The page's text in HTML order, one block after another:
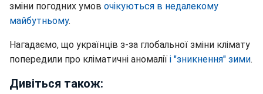
зміни погодних умов очікуються в недалекому
майбутньому.
Нагадаємо, що українців з-за глобальної зміни клімату
попередили про кліматичні аномалії і "зникнення" зими.
Дивіться також: